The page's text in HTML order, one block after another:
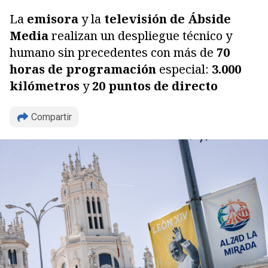
La emisoray la televisión de Ábside
Mediarealizan un despliegue técnico y
humano sin precedentes con más de 70
horas de programación especial: 3.000
kilómetrosy20 puntos de directo
Compartir
Copiar